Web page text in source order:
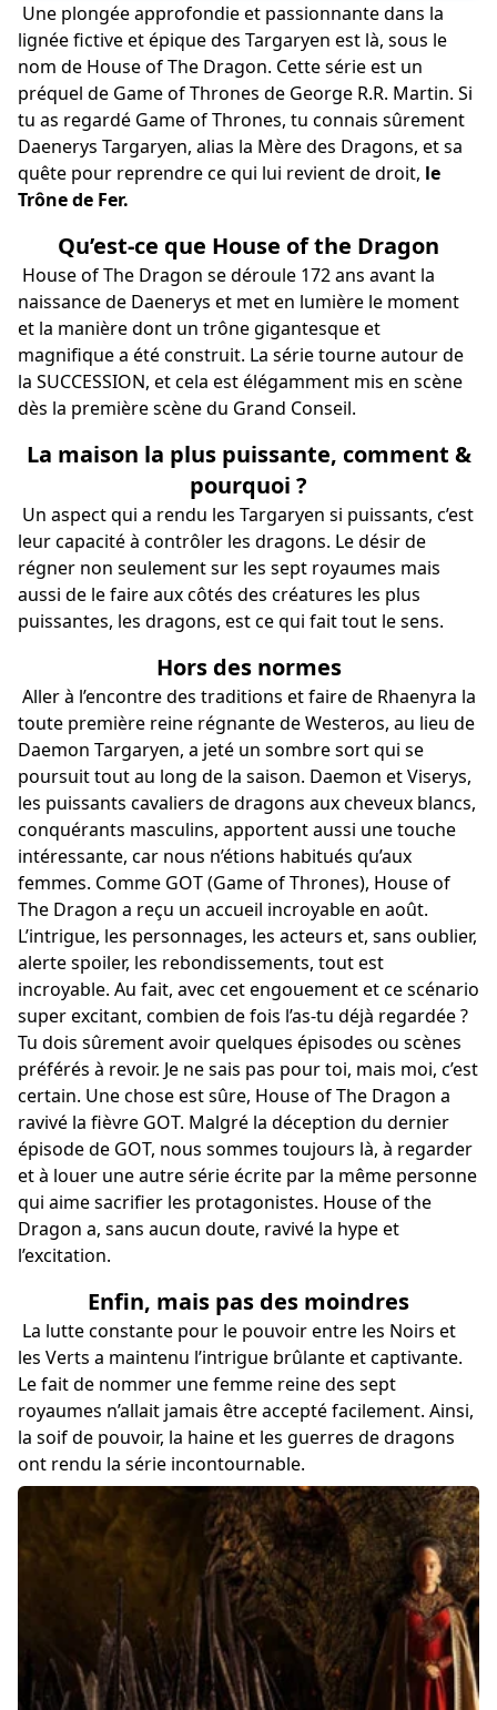
Une plongée approfondie et passionnante dans la
lignée fictive et épique des Targaryen est là, sous le
nom de House of The Dragon. Cette série est un
préquel de Game of Thrones de George R.R. Martin. Si
tu as regardé Game of Thrones, tu connais sûrement
Daenerys Targaryen, alias la Mère des Dragons, et sa
quête pour reprendre ce qui lui revient de droit, le
Trône de Fer.
Qu’est-ce que House of the Dragon
House of The Dragon se déroule 172 ans avant la
naissance de Daenerys et met en lumière le moment
et la manière dont un trône gigantesque et
magnifique a été construit. La série tourne autour de
la SUCCESSION, et cela est élégamment mis en scène
dès la première scène du Grand Conseil.
La maison la plus puissante, comment &
pourquoi ?
Un aspect qui a rendu les Targaryen si puissants, c’est
leur capacité à contrôler les dragons. Le désir de
régner non seulement sur les sept royaumes mais
aussi de le faire aux côtés des créatures les plus
puissantes, les dragons, est ce qui fait tout le sens.
Hors des normes
Aller à l’encontre des traditions et faire de Rhaenyra la
toute première reine régnante de Westeros, au lieu de
Daemon Targaryen, a jeté un sombre sort qui se
poursuit tout au long de la saison. Daemon et Viserys,
les puissants cavaliers de dragons aux cheveux blancs,
conquérants masculins, apportent aussi une touche
intéressante, car nous n’étions habitués qu’aux
femmes. Comme GOT (Game of Thrones), House of
The Dragon a reçu un accueil incroyable en août.
L’intrigue, les personnages, les acteurs et, sans oublier,
alerte spoiler, les rebondissements, tout est
incroyable. Au fait, avec cet engouement et ce scénario
super excitant, combien de fois l’as-tu déjà regardée ?
Tu dois sûrement avoir quelques épisodes ou scènes
préférés à revoir. Je ne sais pas pour toi, mais moi, c’est
certain. Une chose est sûre, House of The Dragon a
ravivé la fièvre GOT. Malgré la déception du dernier
épisode de GOT, nous sommes toujours là, à regarder
et à louer une autre série écrite par la même personne
qui aime sacrifier les protagonistes. House of the
Dragon a, sans aucun doute, ravivé la hype et
l’excitation.
Enfin, mais pas des moindres
La lutte constante pour le pouvoir entre les Noirs et
les Verts a maintenu l’intrigue brûlante et captivante.
Le fait de nommer une femme reine des sept
royaumes n’allait jamais être accepté facilement. Ainsi,
la soif de pouvoir, la haine et les guerres de dragons
ont rendu la série incontournable.